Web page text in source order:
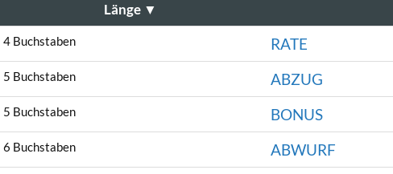
Länge ▼
4 Buchstaben
RATE
5 Buchstaben
ABZUG
5 Buchstaben
BONUS
6 Buchstaben
ABWURF